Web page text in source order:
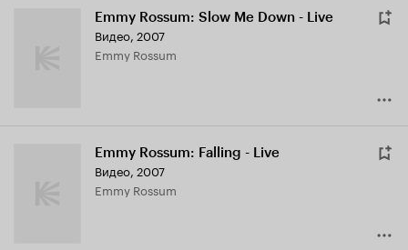
Emmy Rossum: Slow Me Down - Live
Видео, 2007
Emmy Rossum
Emmy Rossum: Falling - Live
Видео, 2007
Emmy Rossum